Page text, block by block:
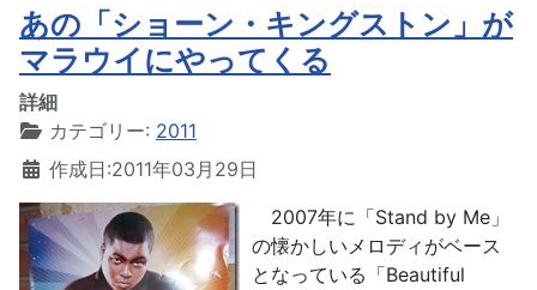
あの「ショーン・キングストン」が
マラウイにやってくる
詳細
カテゴリー: 2011
作成日:2011年03月29日
2007年に「Stand by Me」
の懐かしいメロディがベース
となっている「Beautiful